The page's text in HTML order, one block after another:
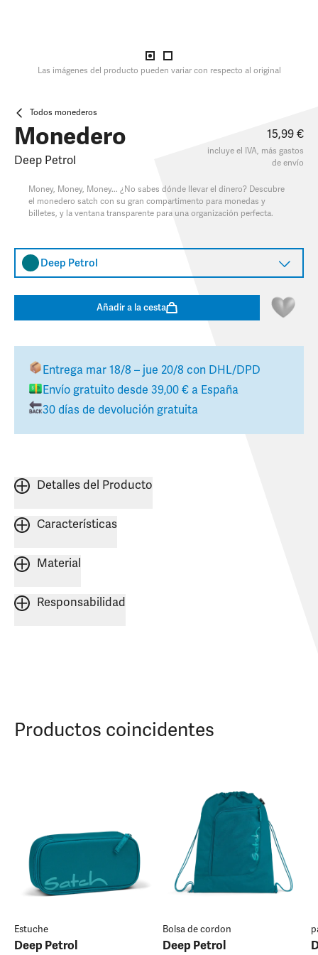
Las imágenes del producto pueden variar con respecto al original
Todos monederos
Monedero
Deep Petrol
15,99 €
incluye el IVA, más gastos
de envío
Money, Money, Money... ¿No sabes dónde llevar el dinero? Descubre
el monedero satch con su gran compartimento para monedas y
billetes, y la ventana transparente para una organización perfecta.
Deep Petrol
Añadir a la cesta
Entrega mar 18/8 – jue 20/8 con DHL/DPD
Envío gratuito desde 39,00 € a España
30 días de devolución gratuita
Detalles del Producto
Características
Material
Responsabilidad
Productos coincidentes
Estuche
Deep Petrol
Bolsa de cordon
Deep Petrol